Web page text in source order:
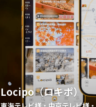
Locipo（ロキポ）